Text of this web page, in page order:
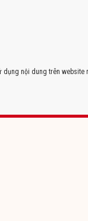
dụng nội dung trên website